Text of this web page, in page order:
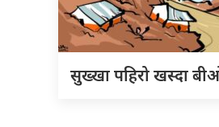
सुख्खा पहिरो खस्दा